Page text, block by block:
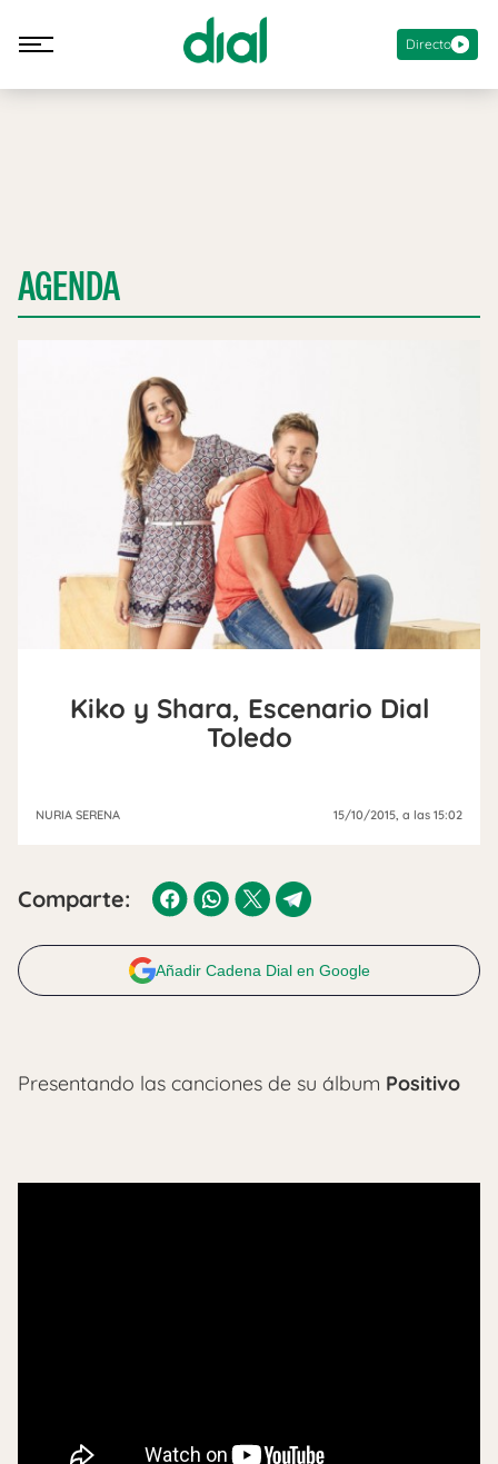
Directo
AGENDA
Kiko y Shara, Escenario Dial
Toledo
NURIA SERENA 15/10/2015 , a las 15:02
Comparte:
Añadir Cadena Dial en Google
Presentando las canciones de su álbum Positivo